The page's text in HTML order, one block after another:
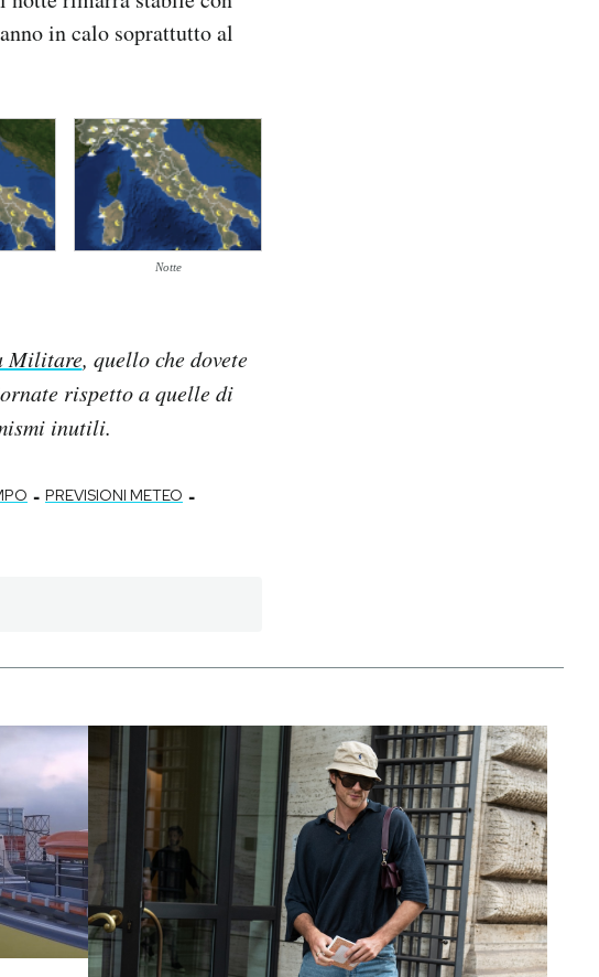
in calo soprattutto al
Notte
Militare, quello che dovete
rispetto a quelle di
inutili.
- PREVISIONI METEO -